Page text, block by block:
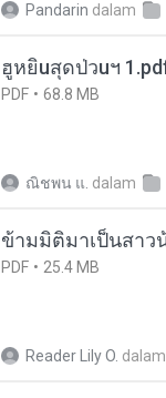
Pandarin dalam
ฮูหยิuสุดป่วuฯ
PDF 68.8 MB
ณิชพน แ. dalam
ข้ามมิติมาเป็นสาว
PDF 25.4 MB
Reader Lily O. dalam